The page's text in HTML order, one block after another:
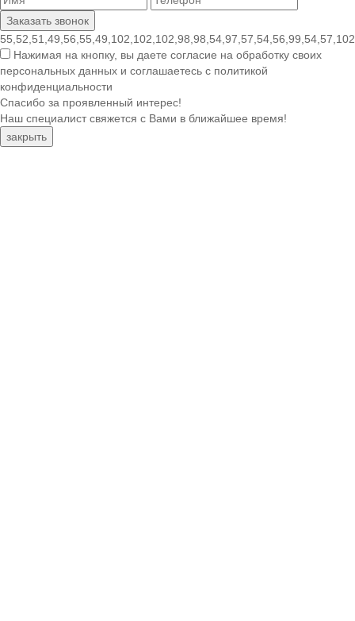
Нажимая на кнопку, вы даете согласие на обработку своих
персональных данных и соглашаетесь с политикой
конфиденциальности
Спасибо за проявленный интерес!
Наш специалист свяжется с Вами в ближайшее время!
закрыть